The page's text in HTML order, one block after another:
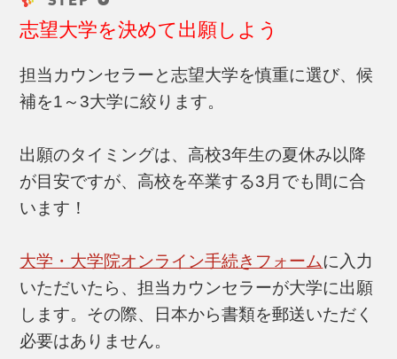
志望大学を決めて出願しよう
担当カウンセラーと志望大学を慎重に選び、候
補を1～3大学に絞ります。
出願のタイミングは、高校3年生の夏休み以降
が目安ですが、高校を卒業する3月でも間に合
います！
大学・大学院オンライン手続きフォームに入力
いただいたら、担当カウンセラーが大学に出願
します。その際、日本から書類を郵送いただく
必要はありません。